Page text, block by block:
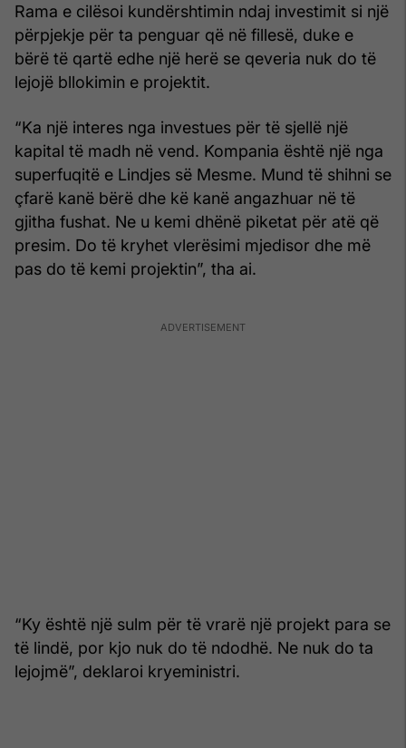
Rama e cilësoi kundërshtimin ndaj investimit si një
përpjekje për ta penguar që në fillesë, duke e
bërë të qartë edhe një herë se qeveria nuk do të
lejojë bllokimin e projektit.
“Ka një interes nga investues për të sjellë një
kapital të madh në vend. Kompania është një nga
superfuqitë e Lindjes së Mesme. Mund të shihni se
çfarë kanë bërë dhe kë kanë angazhuar në të
gjitha fushat. Ne u kemi dhënë piketat për atë që
presim. Do të kryhet vlerësimi mjedisor dhe më
pas do të kemi projektin”, tha ai.
“Ky është një sulm për të vrarë një projekt para se
të lindë, por kjo nuk do të ndodhë. Ne nuk do ta
lejojmë”, deklaroi kryeministri.